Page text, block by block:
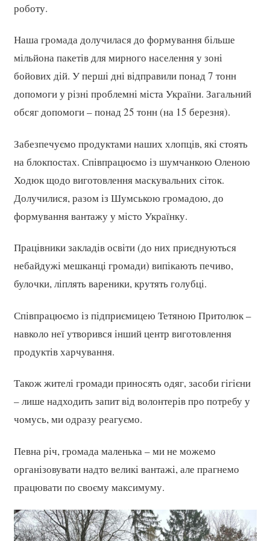
роботу.
Наша громада долучилася до формування більше
мільйона пакетів для мирного населення у зоні
бойових дій. У перші дні відправили понад 7 тонн
допомоги у різні проблемні міста України. Загальний
обсяг допомоги – понад 25 тонн (на 15 березня).
Забезпечуємо продуктами наших хлопців, які стоять
на блокпостах. Співпрацюємо із шумчанкою Оленою
Ходюк щодо виготовлення маскувальних сіток.
Долучилися, разом із Шумською громадою, до
формування вантажу у місто Українку.
Працівники закладів освіти (до них приєднуються
небайдужі мешканці громади) випікають печиво,
булочки, ліплять вареники, крутять голубці.
Співпрацюємо із підприємицею Тетяною Притолюк –
навколо неї утворився інший центр виготовлення
продуктів харчування.
Також жителі громади приносять одяг, засоби гігієни
– лише надходить запит від волонтерів про потребу у
чомусь, ми одразу реагуємо.
Певна річ, громада маленька – ми не можемо
організовувати надто великі вантажі, але прагнемо
працювати по своєму максимуму.